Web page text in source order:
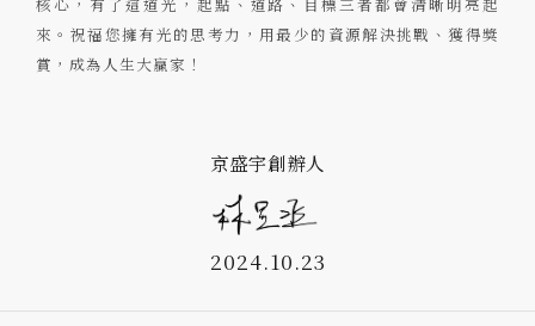
核心，有了這道光，起點、道路、目標三者都會清晰明亮起
來。祝福您擁有光的思考力，用最少的資源解決挑戰、獲得獎
賞，成為人生大贏家！
京盛宇創辦人
2024.10.23